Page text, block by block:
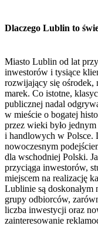
Dlaczego Lublin to
Miasto Lublin od lat
inwestorów i tysiące
rozwijający się ośrodek,
marek. Co istotne,
publicznej nadal
w mieście o bogatej
przez wieki było
i handlowych w Polsce.
nowoczesnym
dla wschodniej Polski.
przyciąga inwestorów,
miejscem na realizację
Lublinie są doskonałym
grupy odbiorców,
liczba inwestycji oraz
zainteresowanie